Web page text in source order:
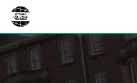
Skip
content